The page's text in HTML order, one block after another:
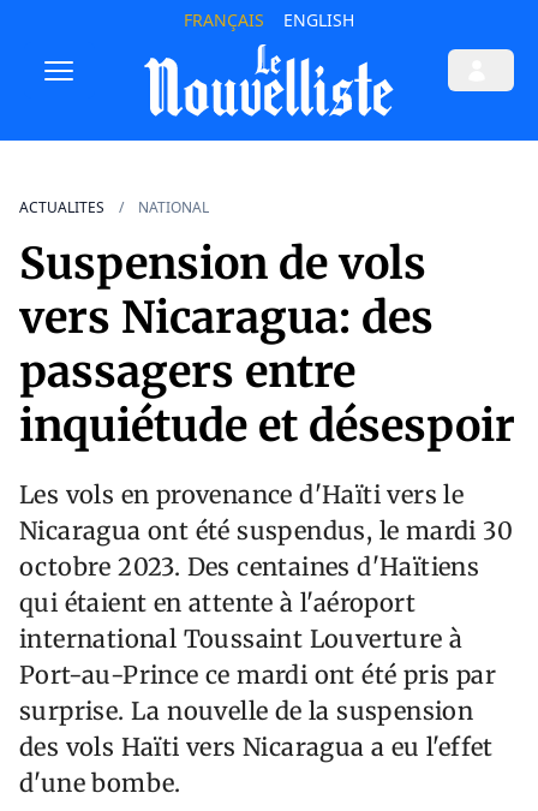
FRANÇAIS ENGLISH
ACTUALITES NATIONAL
Suspension de vols
vers Nicaragua: des
passagers entre
inquiétude et désespoir
Les vols en provenance d'Haïti vers le
Nicaragua ont été suspendus, le mardi 30
octobre 2023. Des centaines d'Haïtiens
qui étaient en attente à l'aéroport
international Toussaint Louverture à
Port-au-Prince ce mardi ont été pris par
surprise. La nouvelle de la suspension
des vols Haïti vers Nicaragua a eu l'effet
d'une bombe.